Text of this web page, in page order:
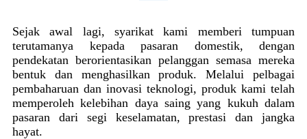
Sejak awal lagi, syarikat kami memberi tumpuan
terutamanya kepada pasaran domestik, dengan
pendekatan berorientasikan pelanggan semasa mereka
bentuk dan menghasilkan produk. Melalui pelbagai
pembaharuan dan inovasi teknologi, produk kami telah
memperoleh kelebihan daya saing yang kukuh dalam
pasaran dari segi keselamatan, prestasi dan jangka
hayat.